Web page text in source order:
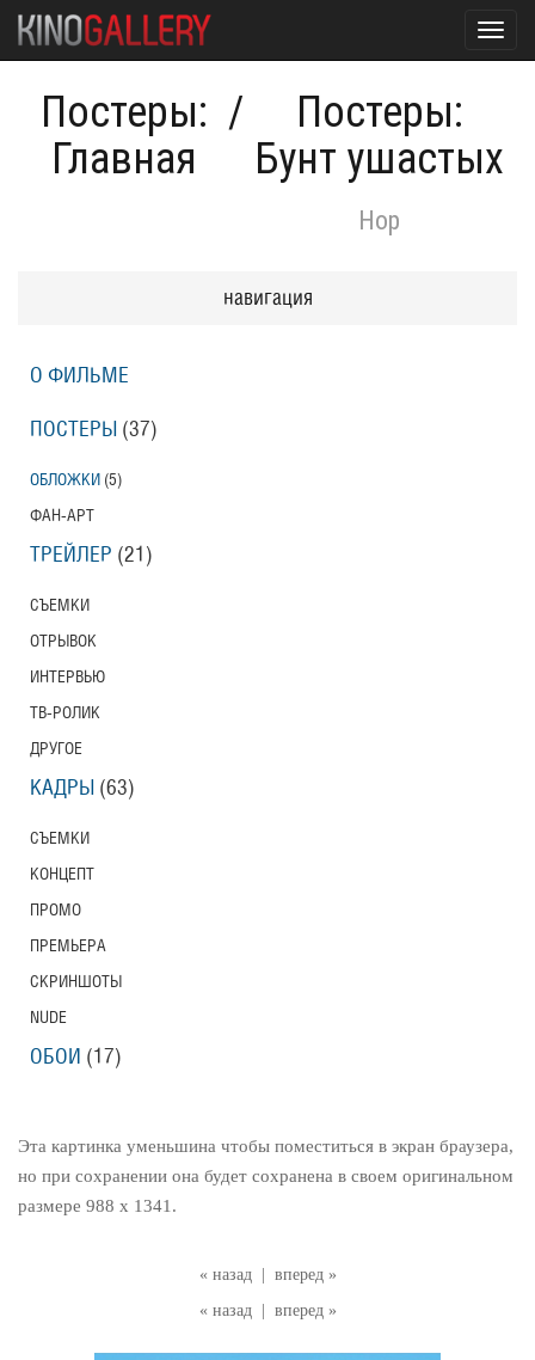
Постеры:
Главная
/
Постеры:
Бунт ушастых
Hop
« назад
вперед »
« назад
вперед »
Эта картинка уменьшина чтобы поместиться в экран браузера,
но при сохранении она будет сохранена в своем оригинальном
размере 988 x 1341.
навигация
О ФИЛЬМЕ
ПОСТЕРЫ (37)
ОБЛОЖКИ (5)
ФАН-АРТ
ТРЕЙЛЕР (21)
СЪЕМКИ
ОТРЫВОК
ИНТЕРВЬЮ
ТВ-РОЛИК
ДРУГОЕ
КАДРЫ (63)
СЪЕМКИ
КОНЦЕПТ
ПРОМО
ПРЕМЬЕРА
СКРИНШОТЫ
NUDE
ОБОИ (17)